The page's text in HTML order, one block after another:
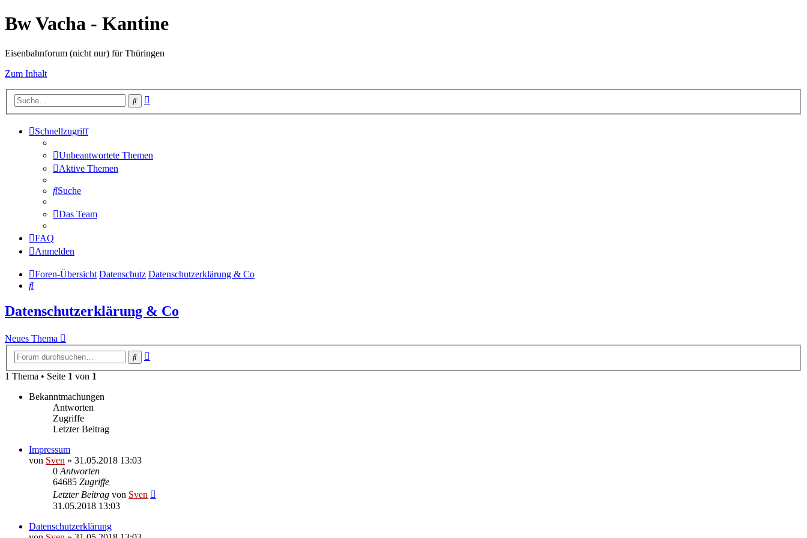
Bw Vacha - Kantine
Eisenbahnforum (nicht nur) für Thüringen
Zum Inhalt
Suche
Schnellzugriff
Unbeantwortete Themen
Aktive Themen
Suche
Das Team
FAQ
Anmelden
Foren-Übersicht Datenschutz Datenschutzerklärung & Co
Suche
Datenschutzerklärung & Co
Neues Thema
Suche
1 Thema • Seite 1 von 1
Bekanntmachungen
Antworten
Zugriffe
Letzter Beitrag
Impressum
von Sven » 31.05.2018 13:03
0 Antworten
64685 Zugriffe
Letzter Beitrag von Sven
31.05.2018 13:03
Datenschutzerklärung